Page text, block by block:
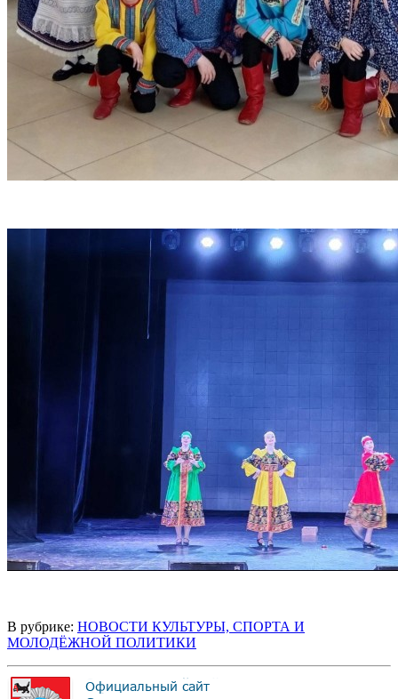
В рубрике: НОВОСТИ КУЛЬТУРЫ, СПОРТА И
МОЛОДЁЖНОЙ ПОЛИТИКИ